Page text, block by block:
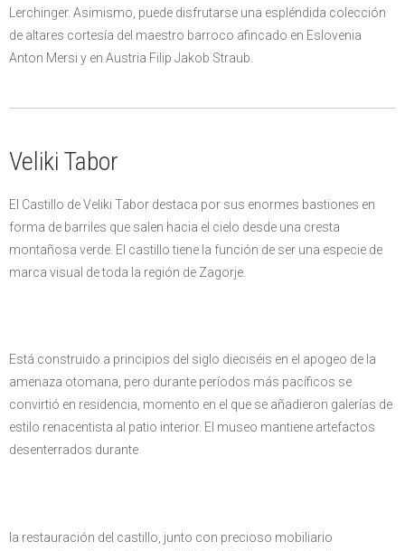
Lerchinger. Asimismo, puede disfrutarse una espléndida colección
de altares cortesía del maestro barroco afincado en Eslovenia
Anton Mersi y en Austria Filip Jakob Straub.
Veliki Tabor
El Castillo de Veliki Tabor destaca por sus enormes bastiones en
forma de barriles que salen hacia el cielo desde una cresta
montañosa verde. El castillo tiene la función de ser una especie de
marca visual de toda la región de Zagorje.
Está construido a principios del siglo dieciséis en el apogeo de la
amenaza otomana, pero durante períodos más pacíficos se
convirtió en residencia, momento en el que se añadieron galerías de
estilo renacentista al patio interior. El museo mantiene artefactos
desenterrados durante
la restauración del castillo, junto con precioso mobiliario